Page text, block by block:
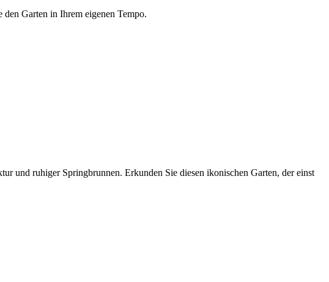
Garten in Ihrem eigenen Tempo.
und ruhiger Springbrunnen. Erkunden Sie diesen ikonischen Garten, der einst